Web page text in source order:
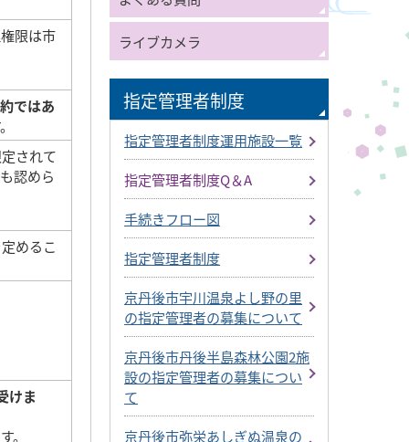
限は市
ではあ
されて
認めら
めるこ
けま
。
ライブカメラ
指定管理者制度
指定管理者制度運用施設一覧
指定管理者制度Q＆A
手続きフロー図
指定管理者制度
京丹後市宇川温泉よし野の里
の指定管理者の募集について
京丹後市丹後半島森林公園2施
設の指定管理者の募集につい
て
京丹後市弥栄あしぎぬ温泉の